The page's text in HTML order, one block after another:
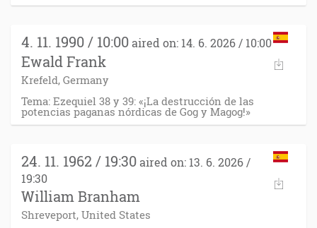
4. 11. 1990 / 10:00 aired on: 14. 6. 2026 / 10:00
Ewald Frank
Krefeld, Germany
Tema: Ezequiel 38 y 39: «¡La destrucción de las
potencias paganas nórdicas de Gog y Magog!»
24. 11. 1962 / 19:30 aired on: 13. 6. 2026 /
19:30
William Branham
Shreveport, United States